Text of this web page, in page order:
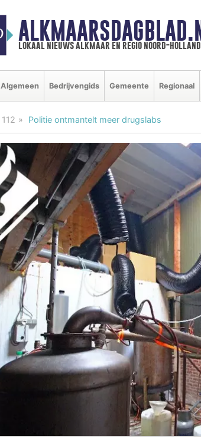
lokaal nieuws alkmaar en regio noord-holland
Algemeen Bedrijvengids Gemeente Regionaal
112 Politie ontmantelt meer drugslabs